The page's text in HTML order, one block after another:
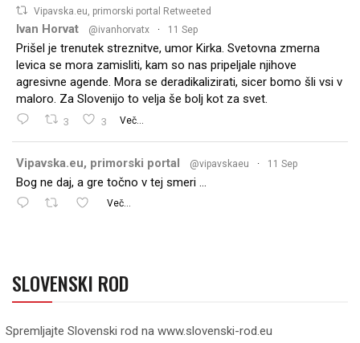
Vipavska.eu, primorski portal Retweeted
Ivan Horvat @ivanhorvatx · 11 Sep
Prišel je trenutek streznitve, umor Kirka. Svetovna zmerna
levica se mora zamisliti, kam so nas pripeljale njihove
agresivne agende. Mora se deradikalizirati, sicer bomo šli vsi v
maloro. Za Slovenijo to velja še bolj kot za svet.
3 3 Več...
Vipavska.eu, primorski portal @vipavskaeu · 11 Sep
Bog ne daj, a gre točno v tej smeri …
Več...
SLOVENSKI ROD
Spremljajte Slovenski rod na www.slovenski-rod.eu